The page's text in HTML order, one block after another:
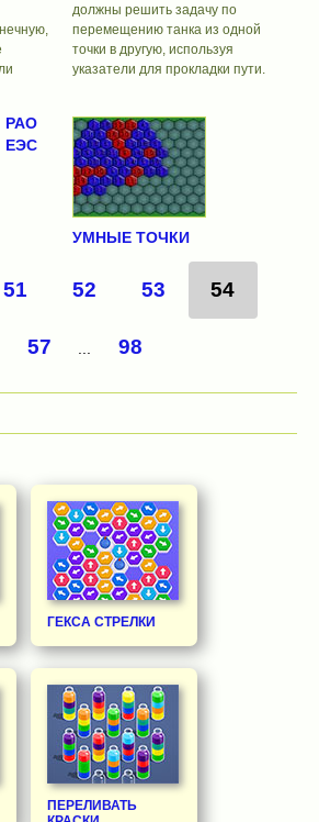
должны решить задачу по
перемещению танка из одной
точки в другую, используя
указатели для прокладки пути.
РАО
ЕЭС
УМНЫЕ ТОЧКИ
51 52 53 54
57 98
ГЕКСА СТРЕЛКИ
ПЕРЕЛИВАТЬ